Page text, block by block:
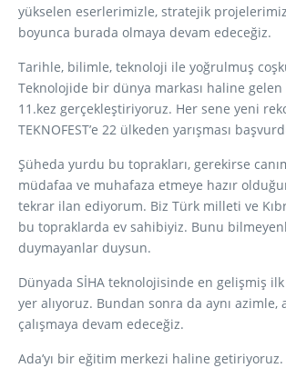
yükselen eserlerimizle, stratejik
boyunca burada olmaya devam edeceğiz.
Tarihle, bilimle, teknoloji ile yoğrulmuş
Teknolojide bir dünya markası haline gelen
11.kez gerçekleştiriyoruz. Her sene yeni
TEKNOFEST’e 22 ülkeden yarışması
Şüheda yurdu bu toprakları, gerekirse
müdafaa ve muhafaza etmeye hazır
tekrar ilan ediyorum. Biz Türk milleti ve
bu topraklarda ev sahibiyiz. Bunu
duymayanlar duysun.
Dünyada SİHA teknolojisinde en gelişmiş
yer alıyoruz. Bundan sonra da aynı azimle,
çalışmaya devam edeceğiz.
Ada’yı bir eğitim merkezi haline getiriyoruz.